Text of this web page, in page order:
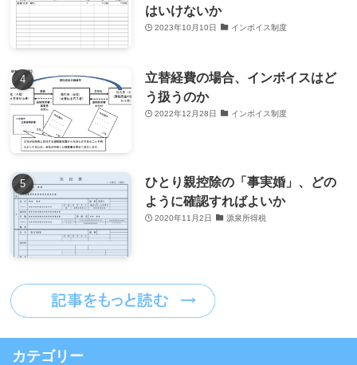
はいけないか
2023年10月10日 インボイス制度
立替経費の場合、インボイスはど
う扱うのか
2022年12月28日 インボイス制度
ひとり親控除の「事実婚」、どの
ように確認すればよいか
2020年11月2日 源泉所得税
カテゴリー